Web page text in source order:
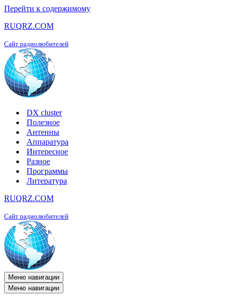
Перейти к содержимому
RUQRZ.COM
Сайт радиолюбителей
DX cluster
Полезное
Антенны
Аппаратура
Интересное
Разное
Программы
Литература
RUQRZ.COM
Сайт радиолюбителей
Меню навигации
Меню навигации